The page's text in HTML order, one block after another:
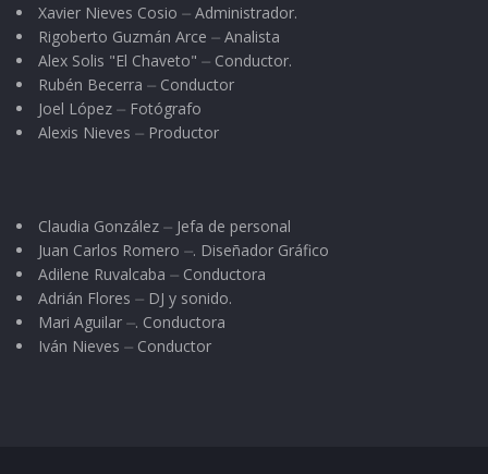
Xavier Nieves Cosio ⏤ Administrador.
Rigoberto Guzmán Arce ⏤ Analista
Alex Solis "El Chaveto" ⏤ Conductor.
Rubén Becerra ⏤ Conductor
Joel López ⏤ Fotógrafo
Alexis Nieves ⏤ Productor
Claudia González ⏤ Jefa de personal
Juan Carlos Romero ⏤. Diseñador Gráfico
Adilene Ruvalcaba ⏤ Conductora
Adrián Flores ⏤ DJ y sonido.
Mari Aguilar ⏤. Conductora
Iván Nieves ⏤ Conductor